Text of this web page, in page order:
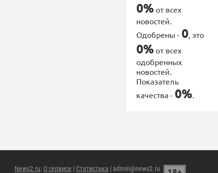
0% от всех
новостей.
Одобрены - 0, это
0% от всех
одобренных
новостей.
Показатель
качества - 0%.
News2.ru: О сервисе | Статистика | admin@news2.ru